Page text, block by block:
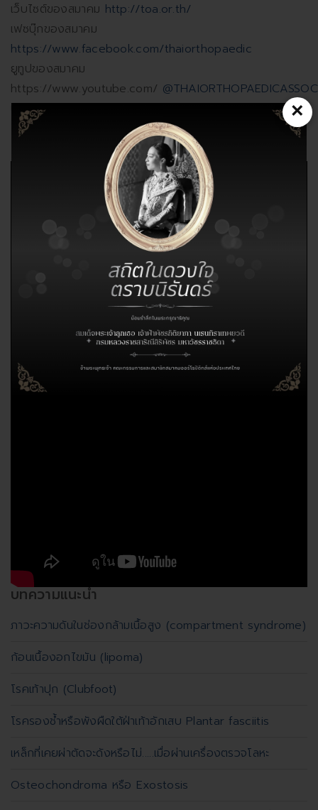
เว็บไซต์ของสมาคม http://toa.or.th/
เฟซบุ๊กของสมาคม
https://www.facebook.com/thaiorthopaedic
ยูทูปของสมาคม
https://www.youtube.com/
บัญชีไลน์ทางการของสมาคม IDLINE OA : @toathai
VDO
บทความแนะนำ
ภาวะความดันในช่องกล้ามเนื้อสูง (compartment syndrome)
ก้อนเนื้องอกไขมัน (lipoma)
โรคเท้าปุก (Clubfoot)
โรครองช้ำหรือพังผืดใต้ฝ่าเท้าอักเสบ Plantar fasciitis
เหล็กที่เคยผ่าตัดจะดังหรือไม่.....เมื่อผ่านเครื่องตรวจโลหะ
Osteochondroma หรือ Exostosis
×